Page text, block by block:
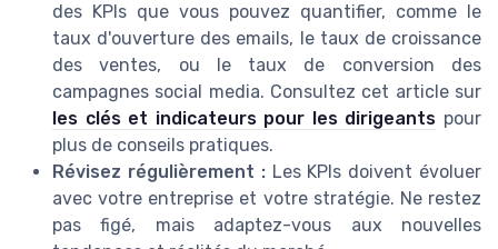
des KPIs que vous pouvez quantifier, comme le
taux d'ouverture des emails, le taux de croissance
des ventes, ou le taux de conversion des
campagnes social media. Consultez cet article sur
les clés et indicateurs pour les dirigeants pour
plus de conseils pratiques.
Révisez régulièrement :Les KPIs doivent évoluer
avec votre entreprise et votre stratégie. Ne restez
pas figé, mais adaptez-vous aux nouvelles